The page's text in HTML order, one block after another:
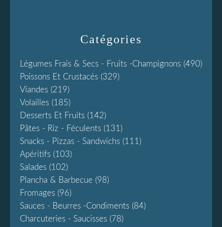
Catégories
Légumes Frais & Secs - Fruits -champignons (490)
Poissons Et Crustacés (329)
Viandes (219)
Volailles (185)
Desserts Et Fruits (142)
Pâtes - Riz - Féculents (131)
Snacks - Pizzas - Sandwichs (111)
Apéritifs (103)
Salades (102)
Plancha & Barbecue (98)
Fromages (96)
Sauces - Beurres -condiments (84)
Charcuteries - Saucisses (78)